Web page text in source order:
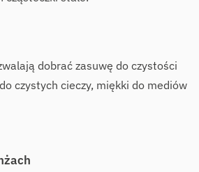
dobrać zasuwę do czystości
czystych cieczy, miękki do mediów